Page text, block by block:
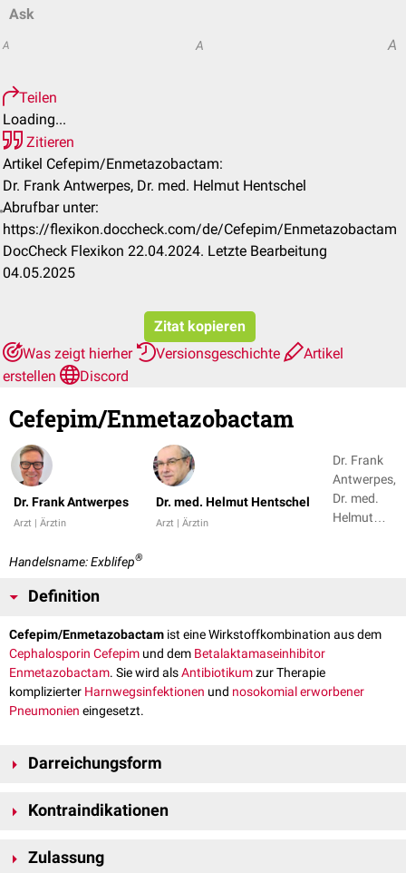
Ask
A A A
Teilen
Loading...
Zitieren
Artikel Cefepim/Enmetazobactam:
Dr. Frank Antwerpes, Dr. med. Helmut Hentschel
Abrufbar unter:
https://flexikon.doccheck.com/de/Cefepim/Enmetazobactam
DocCheck Flexikon 22.04.2024. Letzte Bearbeitung
04.05.2025
Zitat kopieren
Was zeigt hierher
Versionsgeschichte
Artikel
erstellen
Discord
Cefepim/Enmetazobactam
Dr. Frank Antwerpes
Arzt | Ärztin
Dr. med. Helmut Hentschel
Arzt | Ärztin
Dr. Frank
Antwerpes,
Dr. med.
Helmut
Handelsname: Exblifep®
Definition
Cefepim/Enmetazobactam ist eine Wirkstoffkombination aus dem
Cephalosporin Cefepim und dem Betalaktamaseinhibitor
Enmetazobactam. Sie wird alsAntibiotikumzur Therapie
komplizierter Harnwegsinfektionen und nosokomial erworbener
Pneumonien eingesetzt.
Darreichungsform
enthält 2 g Cefepim und 0,5 g Enmetazobactam.
Kontraindikationen
Schwere Überempfindlichkeitsreaktionen gegenüber anderen
Zulassung